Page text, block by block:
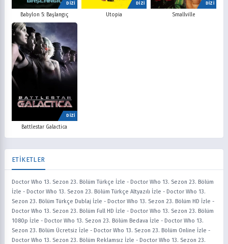
DİZİ
Babylon 5: Başlangıç
DİZİ
Utopia
DİZİ
Smallville
DİZİ
Battlestar Galactica
ETİKETLER
Doctor Who 13. Sezon 23. Bölüm Türkçe İzle - Doctor Who 13. Sezon 23. Bölüm
İzle - Doctor Who 13. Sezon 23. Bölüm Türkçe Altyazılı İzle - Doctor Who 13.
Sezon 23. Bölüm Türkçe Dublaj İzle - Doctor Who 13. Sezon 23. Bölüm HD İzle -
Doctor Who 13. Sezon 23. Bölüm Full HD İzle - Doctor Who 13. Sezon 23. Bölüm
1080p İzle - Doctor Who 13. Sezon 23. Bölüm Bedava İzle - Doctor Who 13.
Sezon 23. Bölüm Ücretsiz İzle - Doctor Who 13. Sezon 23. Bölüm Online İzle -
Doctor Who 13. Sezon 23. Bölüm Reklamsız İzle - Doctor Who 13. Sezon 23.